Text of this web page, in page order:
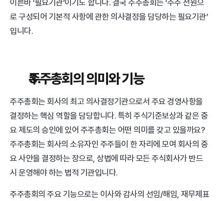
이른바 ‘필요기관’이기도 합니다. 결국 주주총회는 ‘주주 전원으
로 구성되어 기본적 사항에 관한 의사결정을 담당하는 필요기관’
입니다.
주주총회의 의미와 기능
주주총회는 회사의 최고 의사결정기관으로서 주요 경영사항을
결정하는 핵심 역할을 담당합니다. 특히 주식기준보상과 같은 중
요 제도의 승인에 있어 주주총회는 어떤 의미를 갖고 있을까요?
주주총회는 회사의 소유자인 주주들이 한 자리에 모여 회사의 중
요 사안을 결정하는 장으로, 상법에 따라 모든 주식회사가 반드
시 운영해야 하는 법적 기관입니다.
주주총회의 주요 기능으로는 이사와 감사의 선임/해임, 재무제표